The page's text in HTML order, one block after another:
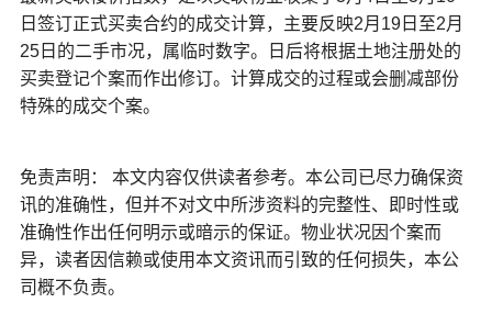
日签订正式买卖合约的成交计算，主要反映2月19日至2月
25日的二手市况，属临时数字。日后将根据土地注册处的
买卖登记个案而作出修订。计算成交的过程或会删减部份
特殊的成交个案。
免责声明： 本文内容仅供读者参考。本公司已尽力确保资
讯的准确性，但并不对文中所涉资料的完整性、即时性或
准确性作出任何明示或暗示的保证。物业状况因个案而
异，读者因信赖或使用本文资讯而引致的任何损失，本公
司概不负责。